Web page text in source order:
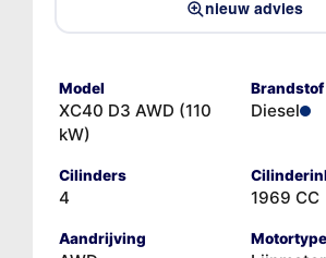
nieuw advies
Model
XC40 D3 AWD (110
kW)
Brandstof
Diesel
Cilinders
4 1969 CC
Aandrijving Motortype